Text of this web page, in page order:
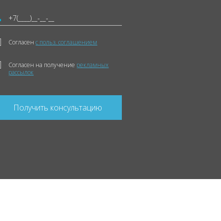
Согласенс польз. соглашением
Согласен на получение рекламных
рассылок
Получить консультацию